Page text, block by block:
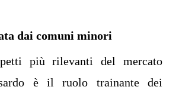
dai comuni minori
più rilevanti del mercato
è il ruolo trainante dei